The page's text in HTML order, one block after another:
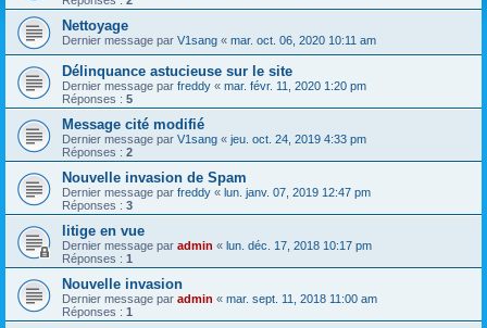
Nettoyage
Dernier message par V1sang « mar. oct. 06, 2020 10:11 am
Délinquance astucieuse sur le site
Dernier message par freddy « mar. févr. 11, 2020 1:20 pm
Réponses : 5
Message cité modifié
Dernier message par V1sang « jeu. oct. 24, 2019 4:33 pm
Réponses : 2
Nouvelle invasion de Spam
Dernier message par freddy « lun. janv. 07, 2019 12:47 pm
Réponses : 3
litige en vue
Dernier message par admin « lun. déc. 17, 2018 10:17 pm
Réponses : 1
Nouvelle invasion
Dernier message par admin « mar. sept. 11, 2018 11:00 am
Réponses : 1